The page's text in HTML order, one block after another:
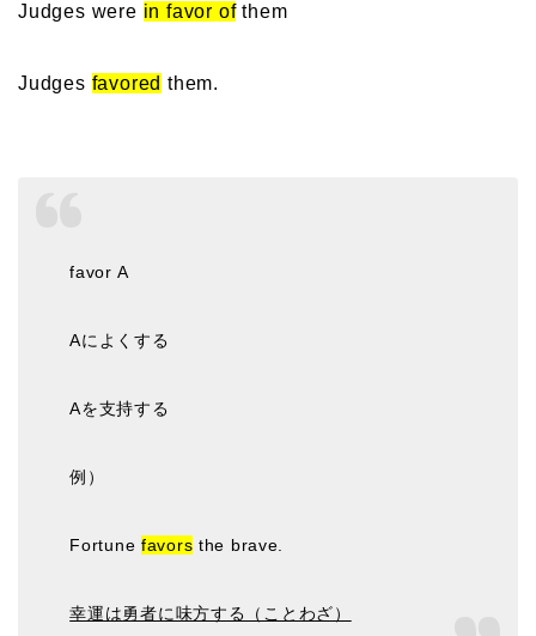
Judges were in favor ofthem
Judges favored them.
favor A
Aによくする
Aを支持する
例）
Fortune favors the brave.
幸運は勇者に味方する（ことわざ）